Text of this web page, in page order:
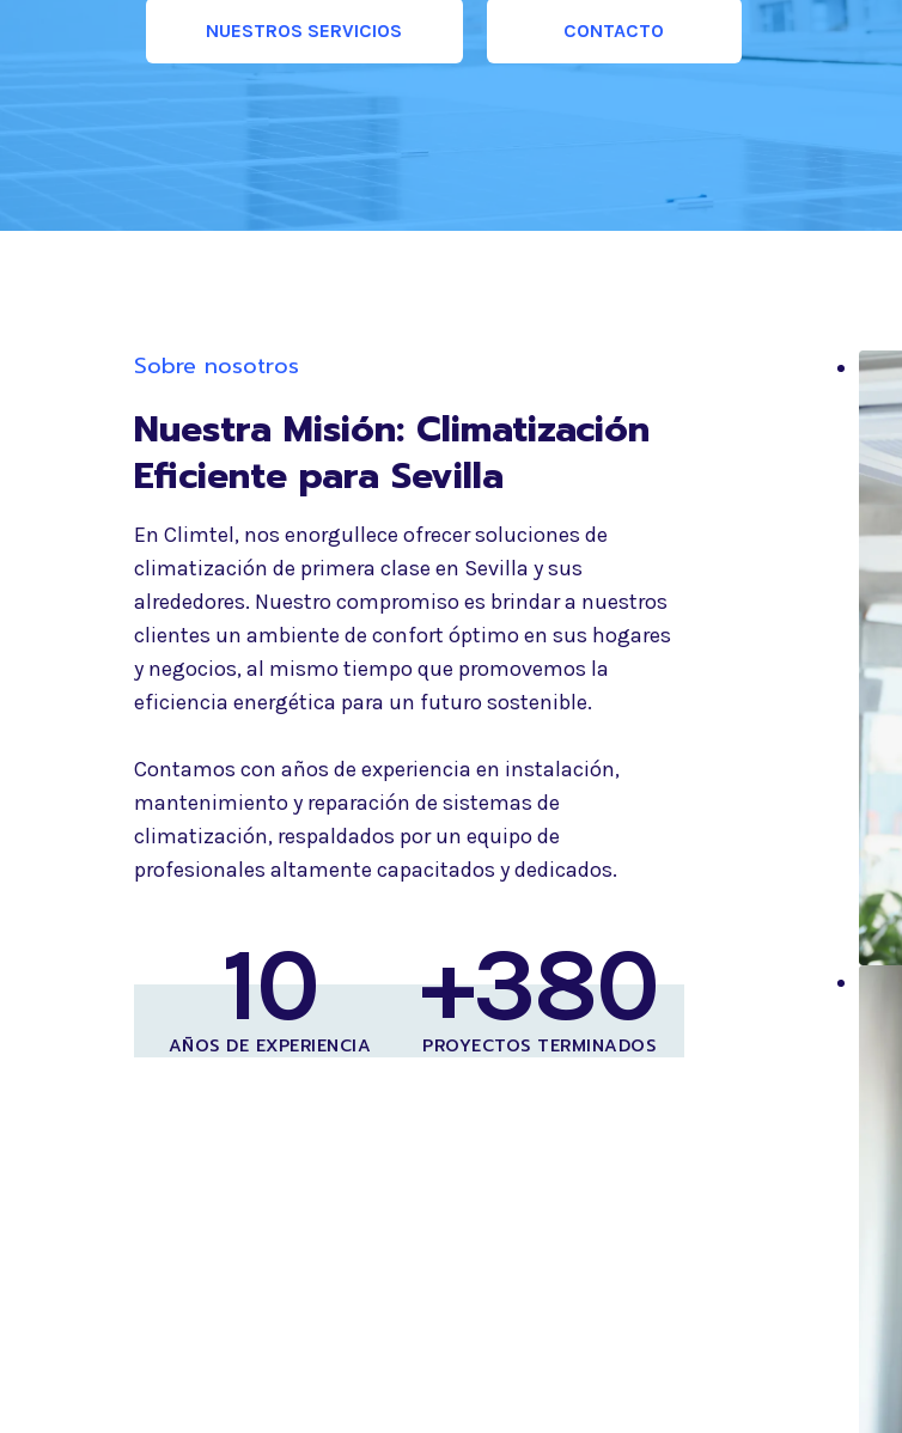
NUESTROS SERVICIOS CONTACTO
Sobre nosotros
Nuestra Misión: Climatización
Eficiente para Sevilla
En Climtel, nos enorgullece ofrecer soluciones de
climatización de primera clase en Sevilla y sus
alrededores. Nuestro compromiso es brindar a nuestros
clientes un ambiente de confort óptimo en sus hogares
y negocios, al mismo tiempo que promovemos la
eficiencia energética para un futuro sostenible.
Contamos con años de experiencia en instalación,
mantenimiento y reparación de sistemas de
climatización, respaldados por un equipo de
profesionales altamente capacitados y dedicados.
10
AÑOS DE EXPERIENCIA
+380
PROYECTOS TERMINADOS